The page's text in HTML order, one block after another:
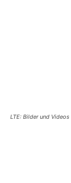
LTE: Bilder und